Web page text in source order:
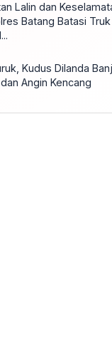
Lalin dan
Batang Batasi Truk
Kudus Dilanda
Angin Kencang